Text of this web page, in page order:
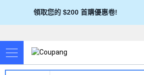
領取您的 $200 首購優惠卷!